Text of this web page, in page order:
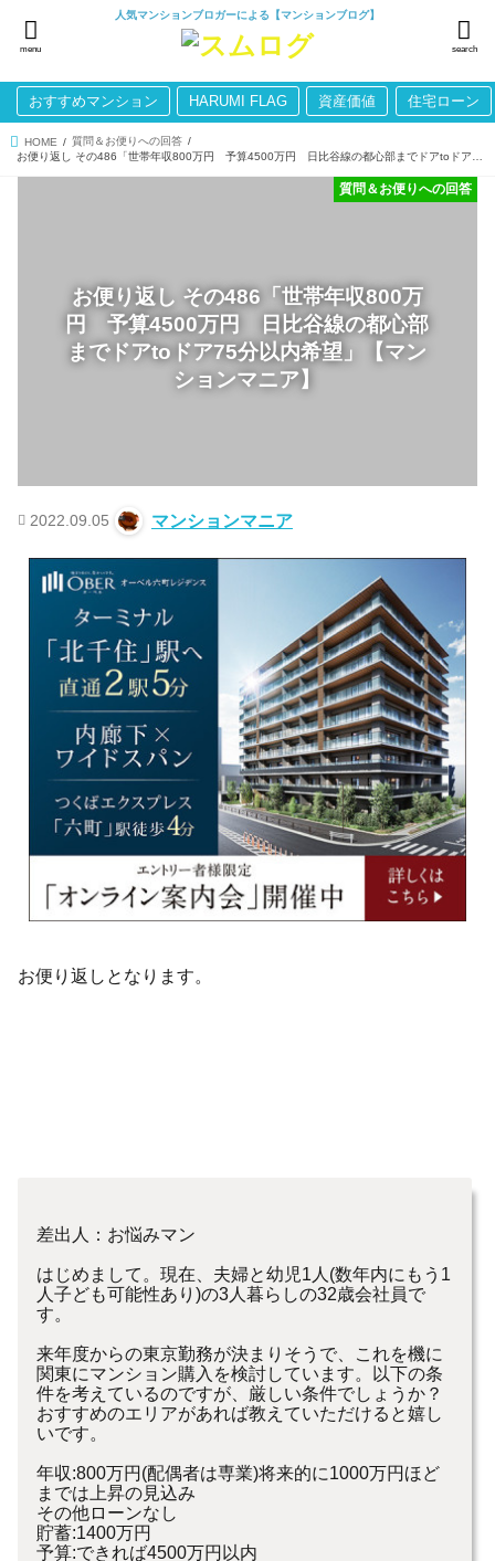
人気マンションブロガーによる【マンションブログ】
search
menu
おすすめマンション HARUMI FLAG 資産価値 住宅ローン
HOME
質問＆お便りへの回答
お便り返し その486「世帯年収800万
円 予算4500万円 日比谷線の都心部
までドアtoドア75分以内希望」【マン
ションマニア】
質問＆お便りへの回答
2022.09.05 マンションマニア
お便り返しとなります。
差出人：お悩みマン
はじめまして。現在、夫婦と幼児1人(数年内にもう1
人子ども可能性あり)の3人暮らしの32歳会社員で
す。
来年度からの東京勤務が決まりそうで、これを機に
関東にマンション購入を検討しています。以下の条
件を考えているのですが、厳しい条件でしょうか？
おすすめのエリアがあれば教えていただけると嬉し
いです。
年収:800万円(配偶者は専業)将来的に1000万円ほど
までは上昇の見込み
その他ローンなし
貯蓄:1400万円
予算:できれば4500万円以内